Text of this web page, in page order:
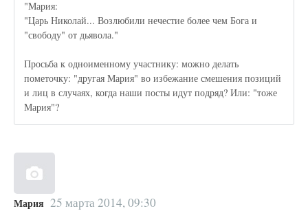
"Мария:
"Царь Николай... Возлюбили нечестие более чем Бога и
"свободу" от дьявола."
Просьба к одноименному участнику: можно делать
пометочку: "другая Мария" во избежание смешения позиций
и лиц в случаях, когда наши посты идут подряд? Или: "тоже
Мария"?
Мария 25 марта 2014, 09:30